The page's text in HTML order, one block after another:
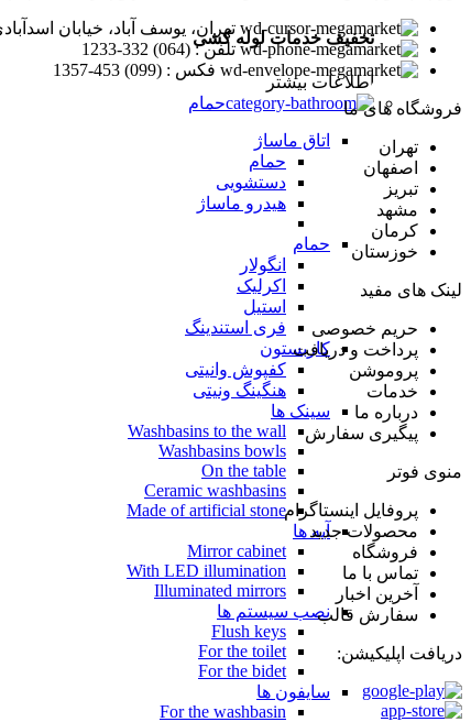
تخفیف خدمات لوله کشی
اطلاعات بیشتر
حمام
اتاق ماساژ
حمام
دستشویی
هیدرو ماساژ
حمام
انگولار
اکرلیک
استیل
فری استندینگ
کاربستون
کفپوش وانیتی
هنگینگ ونیتی
سینک ها
Washbasins to the wall
Washbasins bowls
On the table
Ceramic washbasins
Made of artificial stone
آیه ها
Mirror cabinet
With LED illumination
Illuminated mirrors
نصب سیستم ها
Flush keys
For the toilet
For the bidet
سایفون ها
For the washbasin
تهران، یوسف آباد، خیابان
تلفن : (064) 332-1233
فکس : (099) 453-1357
فروشگاه های ما
تهران
اصفهان
تبریز
مشهد
کرمان
خوزستان
لینک های مفید
حریم خصوصی
پرداخت و دریافت
پروموشن
خدمات
درباره ما
پیگیری سفارش
منوی فوتر
پروفایل اینستاگرام
محصولات جدید
فروشگاه
تماس با ما
آخرین اخبار
سفارش قالب
دریافت اپلیکیشن: